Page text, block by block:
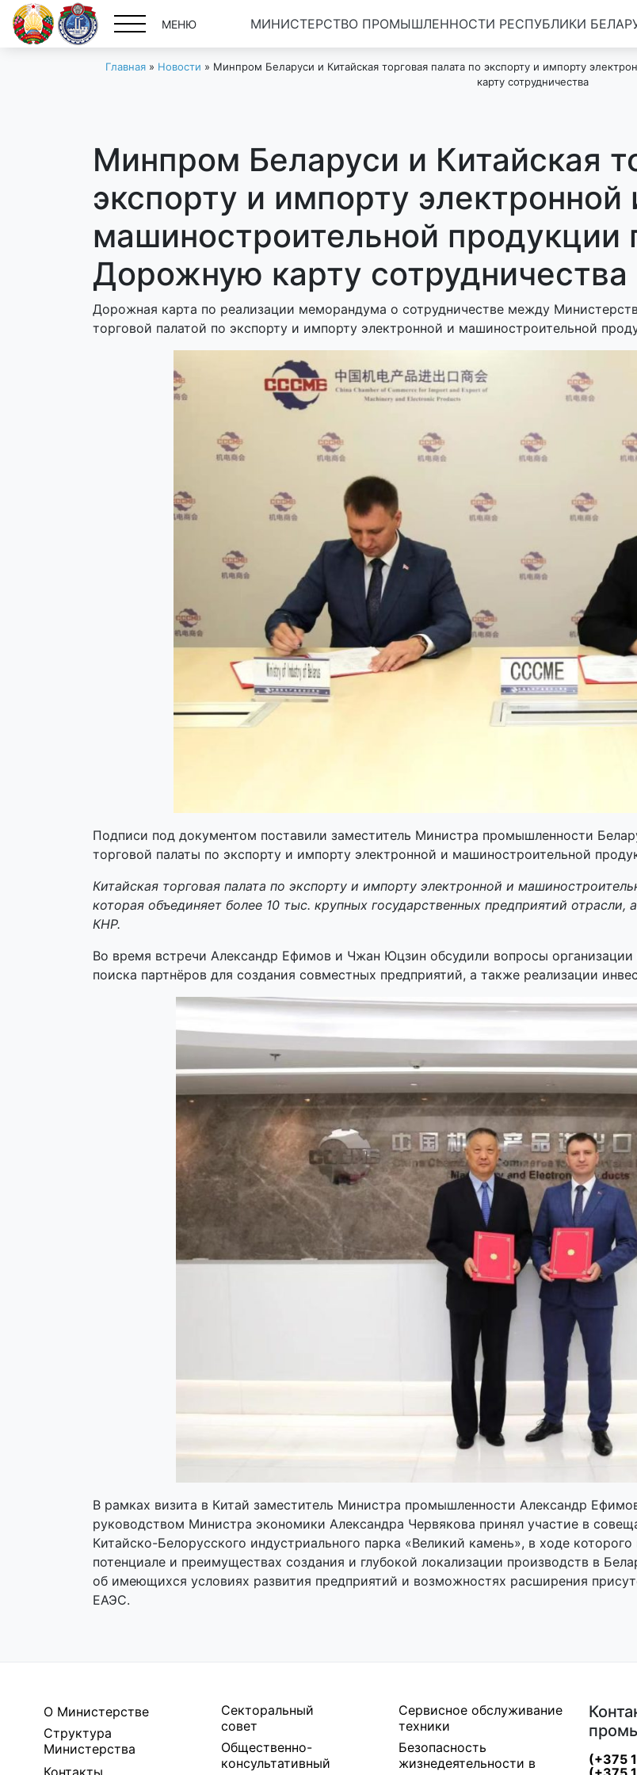
МЕНЮ МИНИСТЕРСТВО ПРОМЫШЛЕННОСТИ РЕСПУБЛИКИ
Главная » Новости » Минпром Беларуси и Китайская торговая палата по экспорту и импорту
карту сотрудничества
Минпром Беларуси и Китайская
экспорту и импорту электронной
машиностроительной продукции
Дорожную карту сотрудничества
Дорожная карта по реализации меморандума о сотрудничестве между
торговой палатой по экспорту и импорту электронной и машиностроительной
Подписи под документом поставили заместитель Министра промышленности
торговой палаты по экспорту и импорту электронной и машиностроительной
Китайская торговая палата по экспорту и импорту электронной и
которая объединяет более 10 тыс. крупных государственных предприятий
КНР.
Во время встречи Александр Ефимов и Чжан Юцзин обсудили вопросы
поиска партнёров для создания совместных предприятий, а также реализации
В рамках визита в Китай заместитель Министра промышленности Александр
руководством Министра экономики Александра Червякова принял участие в
Китайско-Белорусского индустриального парка «Великий камень», в ходе
потенциале и преимуществах создания и глубокой локализации производств в
об имеющихся условиях развития предприятий и возможностях расширения
ЕАЭС.
О Министерстве
Структура
Министерства
Секторальный
совет
Общественно-
консультативный
Сервисное обслуживание
техники
Безопасность
жизнедеятельности в
(+375